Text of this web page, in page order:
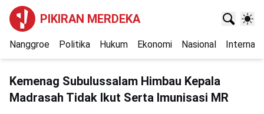
PIKIRAN MERDEKA
Nanggroe Politika Hukum Ekonomi Nasional
Kemenag Subulussalam Himbau Kepala
Madrasah Tidak Ikut Serta Imunisasi MR